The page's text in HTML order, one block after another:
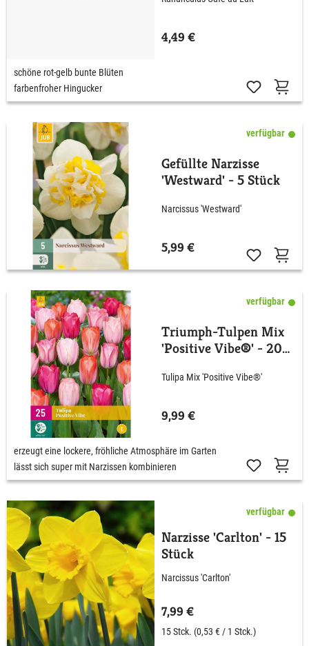
4,49 €
schöne rot-gelb bunte Blüten
farbenfroher Hingucker
verfügbar
Gefüllte Narzisse
'Westward' - 5 Stück
Narcissus 'Westward'
5,99 €
verfügbar
Triumph-Tulpen Mix
'Positive Vibe®' - 20
Tulipa Mix 'Positive Vibe®'
9,99 €
erzeugt eine lockere, fröhliche Atmosphäre im Garten
lässt sich super mit Narzissen kombinieren
verfügbar
Narzisse 'Carlton' - 15
Stück
Narcissus 'Carlton'
7,99 €
15 Stck. (0,53 € / 1 Stck.)